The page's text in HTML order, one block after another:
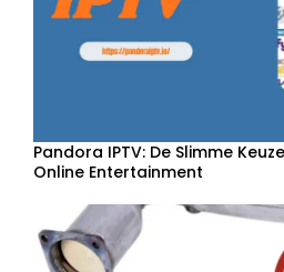
Pandora IPTV: De Slimme
Online Entertainment